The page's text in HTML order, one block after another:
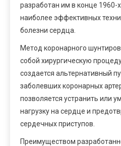
разработан им в конце 1960-
наиболее эффективных
болезни сердца.
Метод коронарного
собой хирургическую
создается альтернативный
заболевших коронарных
позволяется устранить или
нагрузку на сердце и
сердечных приступов.
Преимуществом